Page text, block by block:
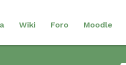
Wiki Foro Moodle